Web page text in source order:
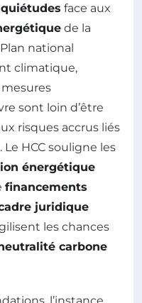
face aux
de la
national
climatique,
sont loin d’être
risques accrus liés
HCC souligne les
énergétique
financements
juridique
les chances
carbone
l’instance